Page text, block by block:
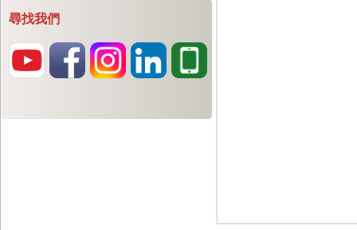
尋找我們